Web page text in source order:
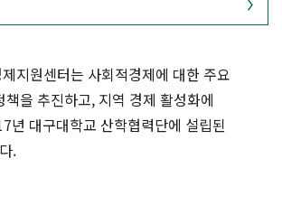
지원센터는 사회적경제에 대한 주요
을 추진하고, 지역 경제 활성화에
년 대구대학교 산학협력단에 설립된
.